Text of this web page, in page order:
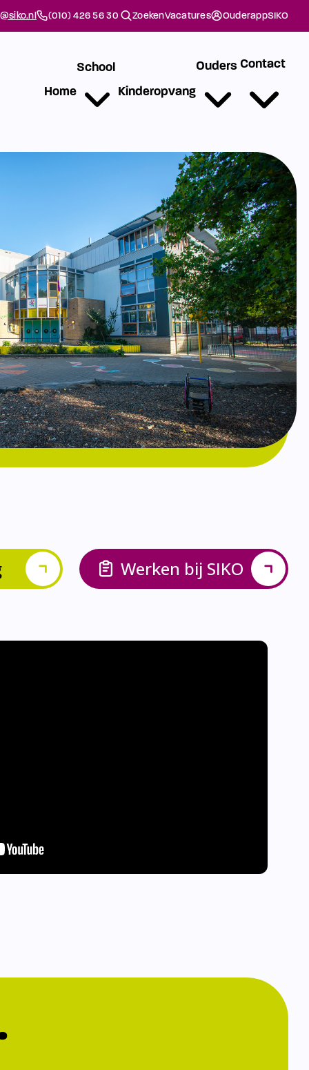
(010) 426 56 30 ZoekenVacatures OuderappSIKO
Home
School
Kinderopvang
Ouders Contact
Werken bij SIKO